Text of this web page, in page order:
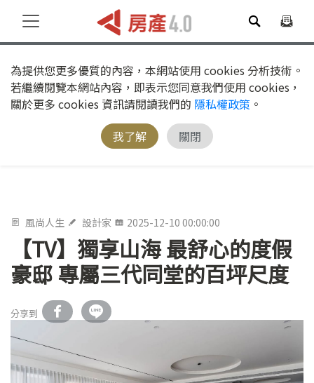
為提供您更多優質的內容，本網站使用 cookies 分析技術。
若繼續閱覽本網站內容，即表示您同意我們使用 cookies，
關於更多 cookies 資訊請閱讀我們的 隱私權政策 。
我了解
關閉
風尚人生 設計家 2025-12-10 00:00:00
【TV】獨享山海 最舒心的度假
豪邸 專屬三代同堂的百坪尺度
分享到